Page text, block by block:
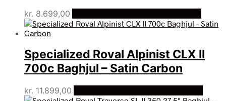
kr. 8.699,00
Specialized Roval Alpinist CLX II
700c Baghjul – Satin Carbon
kr. 11.899,00